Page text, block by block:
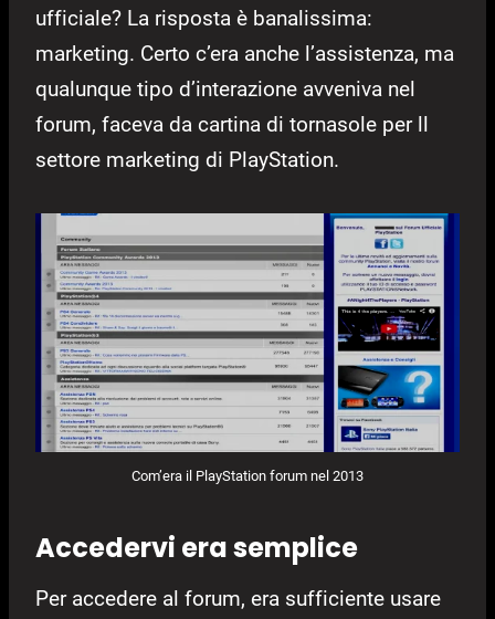
ufficiale? La risposta è banalissima:
marketing. Certo c’era anche l’assistenza, ma
qualunque tipo d’interazione avveniva nel
forum, faceva da cartina di tornasole per ll
settore marketing di PlayStation.
Com’era il PlayStation forum nel 2013
Accedervi era semplice
Per accedere al forum, era sufficiente usare